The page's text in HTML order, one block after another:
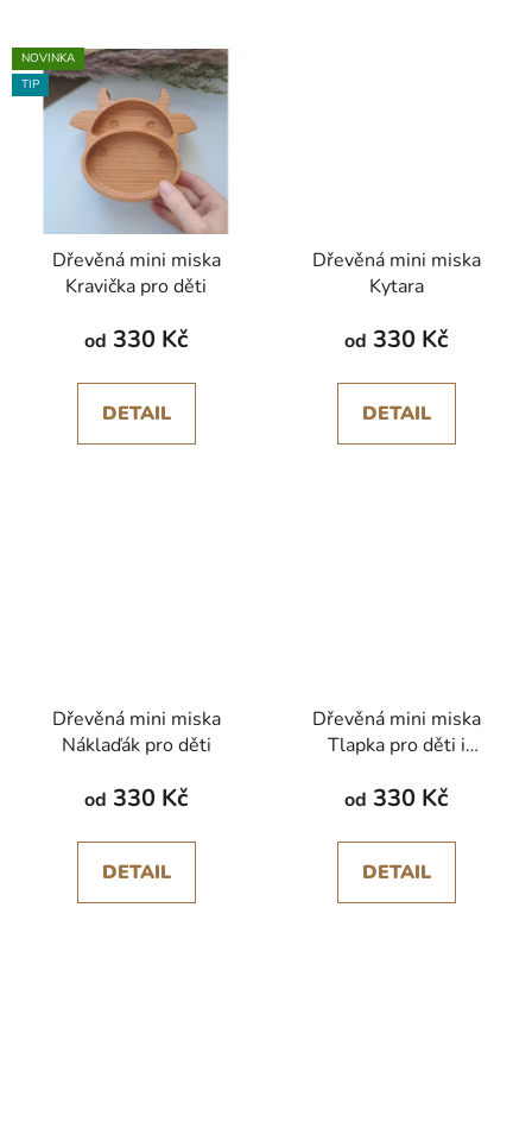
NOVINKA
TIP
Dřevěná mini miska
Kravička pro děti
od 330 Kč
DETAIL
Dřevěná mini miska
Kytara
od 330 Kč
DETAIL
Dřevěná mini miska
Náklaďák pro děti
od 330 Kč
DETAIL
Dřevěná mini miska
Tlapka pro děti i
od 330 Kč
DETAIL